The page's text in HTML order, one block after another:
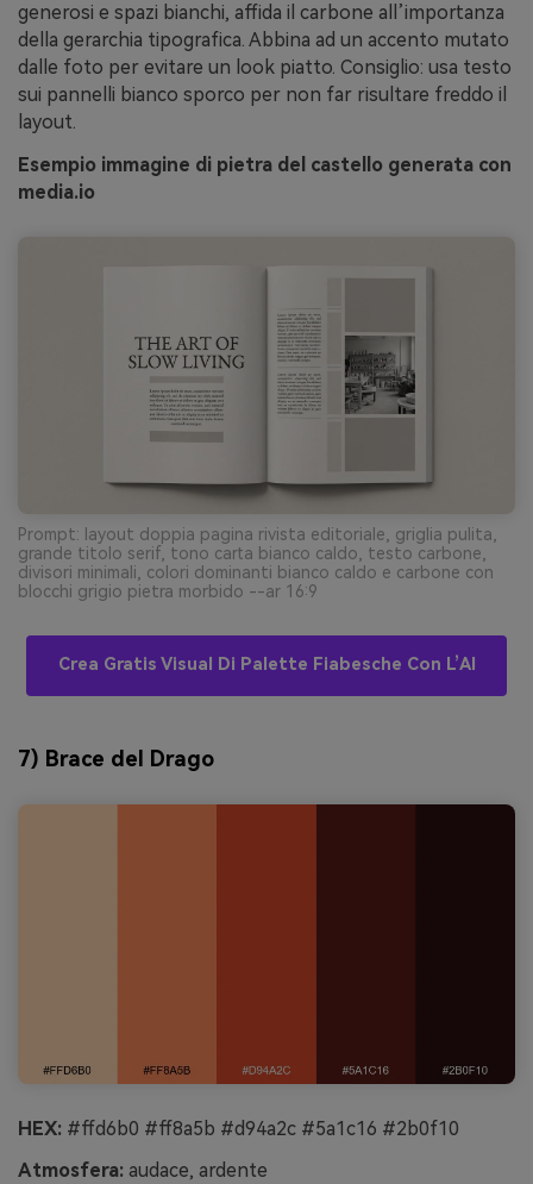
generosi e spazi bianchi, affida il carbone all’importanza
della gerarchia tipografica. Abbina ad un accento mutato
dalle foto per evitare un look piatto. Consiglio: usa testo
sui pannelli bianco sporco per non far risultare freddo il
layout.
Esempio immagine di pietra del castello generata con
media.io
Prompt: layout doppia pagina rivista editoriale, griglia pulita,
grande titolo serif, tono carta bianco caldo, testo carbone,
divisori minimali, colori dominanti bianco caldo e carbone con
blocchi grigio pietra morbido --ar 16:9
Crea Gratis Visual Di Palette Fiabesche Con L’AI
7) Brace del Drago
HEX: #ffd6b0 #ff8a5b #d94a2c #5a1c16 #2b0f10
Atmosfera: audace, ardente